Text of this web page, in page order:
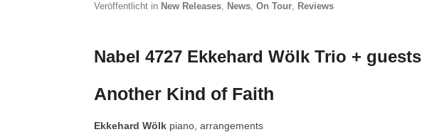
Veröffentlicht in New Releases, News, On Tour, Reviews
Nabel 4727 Ekkehard Wölk Trio + guests
Another Kind of Faith
Ekkehard Wölk piano, arrangements